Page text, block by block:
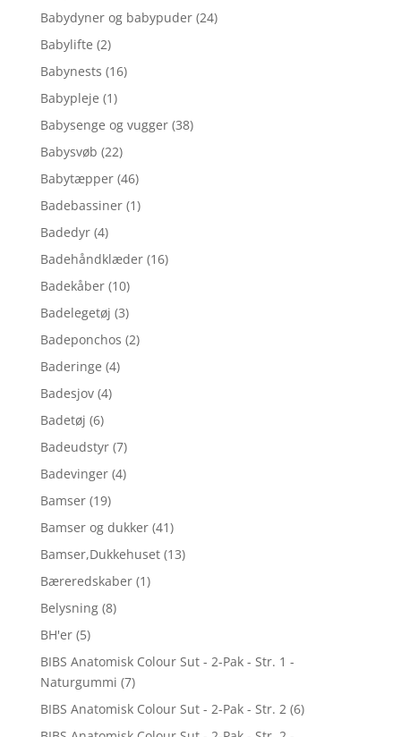
Babydyner og babypuder (24)
Babylifte (2)
Babynests (16)
Babypleje (1)
Babysenge og vugger (38)
Babysvøb (22)
Babytæpper (46)
Badebassiner (1)
Badedyr (4)
Badehåndklæder (16)
Badekåber (10)
Badelegetøj (3)
Badeponchos (2)
Baderinge (4)
Badesjov (4)
Badetøj (6)
Badeudstyr (7)
Badevinger (4)
Bamser (19)
Bamser og dukker (41)
Bamser,Dukkehuset (13)
Bæreredskaber (1)
Belysning (8)
BH'er (5)
BIBS Anatomisk Colour Sut - 2-Pak - Str. 1 -
Naturgummi (7)
BIBS Anatomisk Colour Sut - 2-Pak - Str. 2 (6)